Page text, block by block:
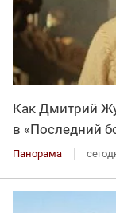
Как Дмитрий
в «Последний
Панорама